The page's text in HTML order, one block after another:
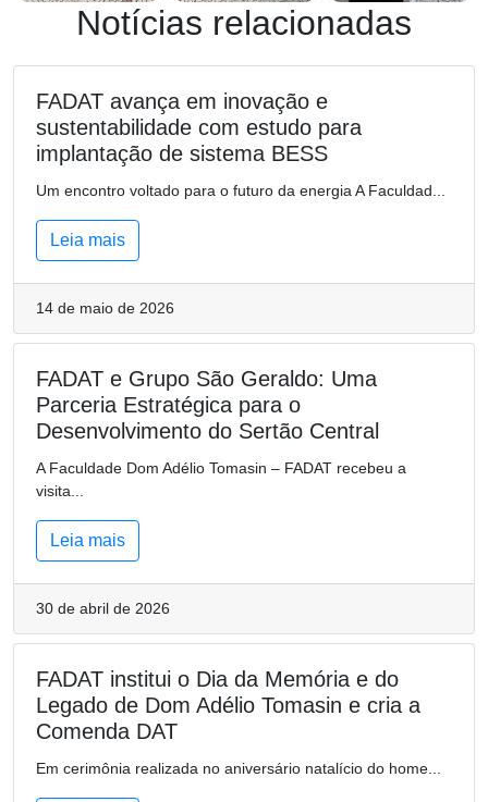
Notícias relacionadas
FADAT avança em inovação e
sustentabilidade com estudo para
implantação de sistema BESS
Um encontro voltado para o futuro da energia A Faculdad...
Leia mais
14 de maio de 2026
FADAT e Grupo São Geraldo: Uma
Parceria Estratégica para o
Desenvolvimento do Sertão Central
A Faculdade Dom Adélio Tomasin – FADAT recebeu a
visita...
Leia mais
30 de abril de 2026
FADAT institui o Dia da Memória e do
Legado de Dom Adélio Tomasin e cria a
Comenda DAT
Em cerimônia realizada no aniversário natalício do home...